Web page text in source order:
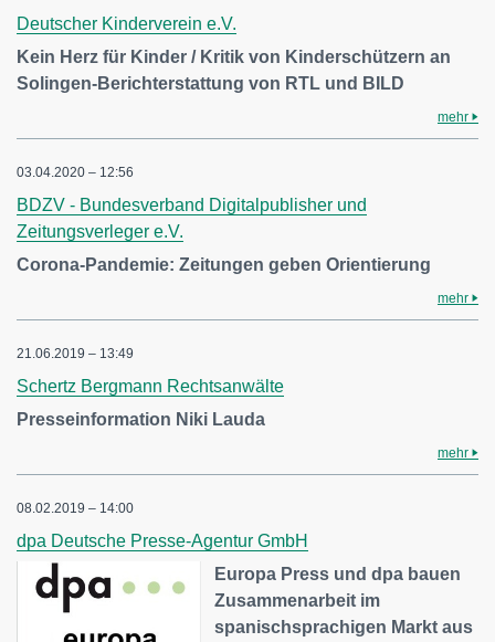
Deutscher Kinderverein e.V.
Kein Herz für Kinder / Kritik von Kinderschützern an
Solingen-Berichterstattung von RTL und BILD
mehr
03.04.2020 – 12:56
BDZV - Bundesverband Digitalpublisher und
Zeitungsverleger e.V.
Corona-Pandemie: Zeitungen geben Orientierung
mehr
21.06.2019 – 13:49
Schertz Bergmann Rechtsanwälte
Presseinformation Niki Lauda
mehr
08.02.2019 – 14:00
dpa Deutsche Presse-Agentur GmbH
Europa Press und dpa bauen
Zusammenarbeit im
spanischsprachigen Markt aus